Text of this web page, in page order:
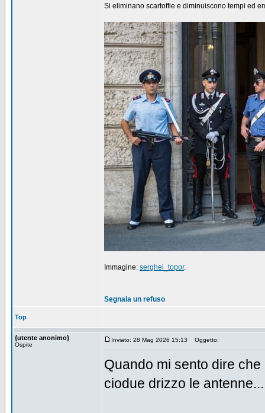
Si eliminano scartoffie e diminuiscono tempi ed
Immagine: serghei_topor.
Segnala un refuso
Top
{utente anonimo}
Ospite
Inviato: 28 Mag 2026 15:13 Oggetto:
Quando mi sento dire
ciodue drizzo le antenne...